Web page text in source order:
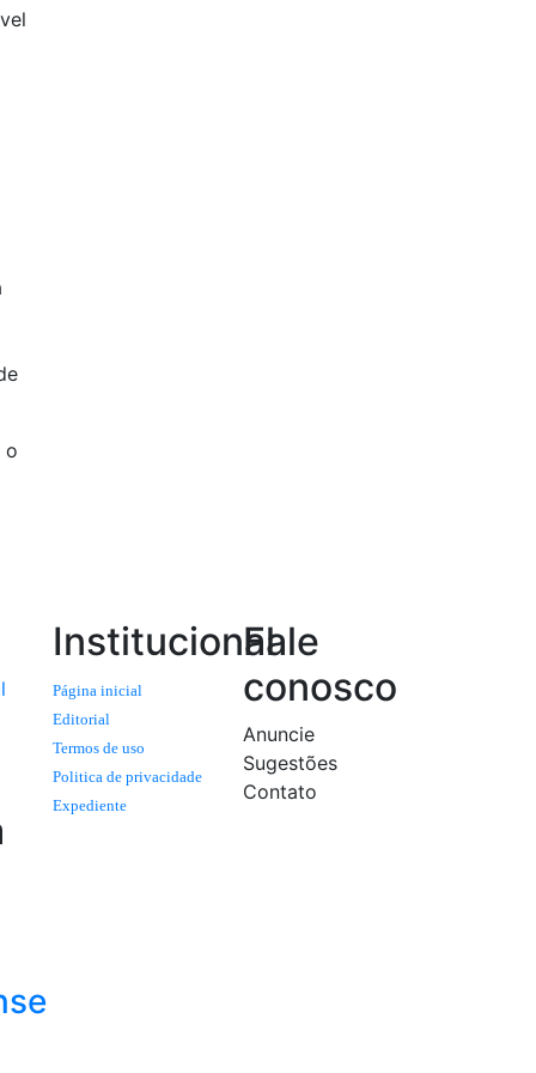
o
Institucional
Página inicial
Editorial
Termos de uso
Politica de privacidade
Expediente
Fale
conosco
Anuncie
Sugestões
Contato